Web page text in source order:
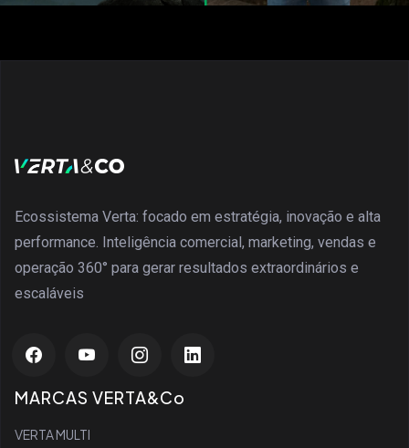
Ecossistema Verta: focado em estratégia, inovação e alta
performance. Inteligência comercial, marketing, vendas e
operação 360° para gerar resultados extraordinários e
escaláveis
MARCAS VERTA&Co
VERTA MULTI